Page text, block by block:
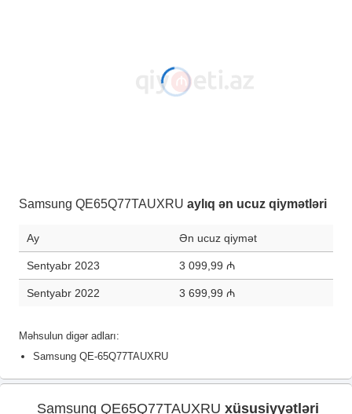
Samsung QE65Q77TAUXRU aylıq ən ucuz qiymətləri
Ay Ən ucuz qiymət
Sentyabr 2023 3 099,99 ₼
Sentyabr 2022 3 699,99 ₼
Məhsulun digər adları:
Samsung QE-65Q77TAUXRU
Samsung QE65Q77TAUXRU xüsusiyyətləri